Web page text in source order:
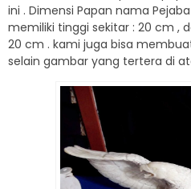
ini . Dimensi Papan nama
memiliki tinggi sekitar : 20 cm ,
20 cm . kami juga bisa
selain gambar yang tertera di